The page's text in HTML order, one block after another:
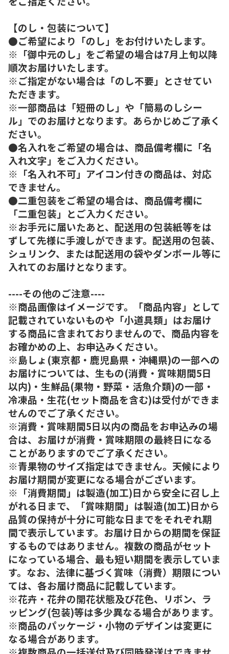
【のし・包装について】
●ご希望により「のし」をお付けいたします。
※「御中元のし」をご希望の場合は7月上旬以降
順次お届けいたします。
※ご指定がない場合は「のし不要」とさせてい
ただきます。
※一部商品は「短冊のし」や「簡易のしシー
ル」でのお届けとなります。あらかじめご了承く
ださい。
●名入れをご希望の場合は、商品備考欄に「名
入れ文字」をご入力ください。
※「名入れ不可」アイコン付きの商品は、対応
できません。
●二重包装をご希望の場合は、商品備考欄に
「二重包装」とご入力ください。
※お手元に届いたあと、配送用の包装紙等をは
ずして先様に手渡しができます。配送用の包装、
シュリンク、または配送用の袋やダンボール等に
入れてのお届けとなります。
----その他のご注意----
※商品画像はイメージです。「商品内容」として
記載されていないものや「小道具類」はお届け
する商品に含まれておりませんので、商品内容を
お確かめの上、お申込みください。
※島しょ(東京都・鹿児島県・沖縄県)の一部への
お届けについては、生もの(消費・賞味期間5日
以内)・生鮮品(果物・野菜・活魚介類)の一部・
冷凍品・生花(セット商品を含む)は受付ができま
せんのでご了承ください。
※消費・賞味期間5日以内の商品をお申込みの場
合は、お届けが消費・賞味期限の最終日になる
ことがありますのでご了承ください。
※青果物のサイズ指定はできません。天候により
お届け期間が変更になる場合がございます。
※「消費期間」は製造(加工)日から安全に召し上
がれる日まで、「賞味期間」は製造(加工)日から
品質の保持が十分に可能な日までをそれぞれ期
間で表示しています。お届け日からの期間を保証
するものではありません。複数の商品がセット
になっている場合、最も短い期間を表示していま
す。なお、法律に基づく賞味（消費）期限につい
ては、各お届け商品に記載しています。
※花卉・花弁の開花状態及び花色、リボン、ラ
ッピング(包装)等は多少異なる場合があります。
※商品のパッケージ・小物のデザインは変更に
なる場合があります。